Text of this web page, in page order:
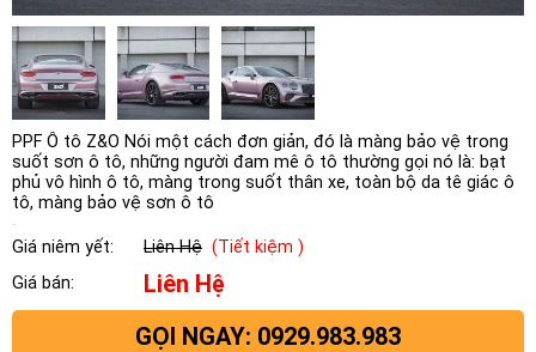
PPF Ô tô Z&O Nói một cách đơn giản, đó là màng bảo vệ trong
suốt sơn ô tô, những người đam mê ô tô thường gọi nó là: bạt
phủ vô hình ô tô, màng trong suốt thân xe, toàn bộ da tê giác ô
tô, màng bảo vệ sơn ô tô
Giá niêm yết: Liên Hệ (Tiết kiệm )
Giá bán:
Liên Hệ
GỌI NGAY: 0929.983.983